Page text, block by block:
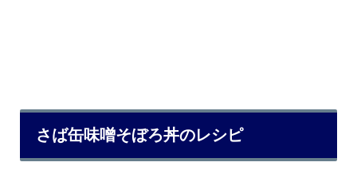
さば缶味噌そぼろ丼のレシピ